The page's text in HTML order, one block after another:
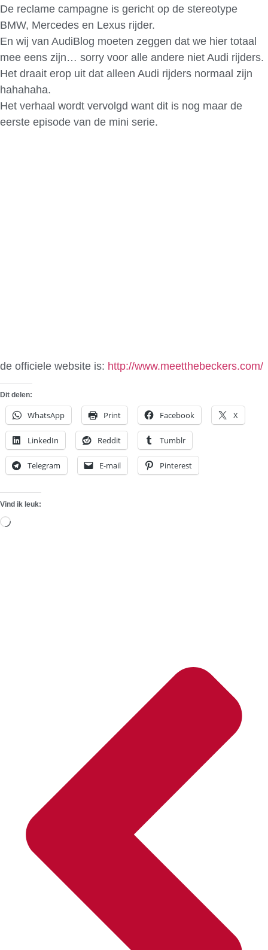
De reclame campagne is gericht op de stereotype
BMW, Mercedes en Lexus rijder.
En wij van AudiBlog moeten zeggen dat we hier totaal
mee eens zijn… sorry voor alle andere niet Audi rijders.
Het draait erop uit dat alleen Audi rijders normaal zijn
hahahaha.
Het verhaal wordt vervolgd want dit is nog maar de
eerste episode van de mini serie.
de officiele website is: http://www.meetthebeckers.com/
Dit delen:
WhatsApp Print Facebook X
LinkedIn Reddit Tumblr
Telegram E-mail Pinterest
Vind ik leuk:
Aan